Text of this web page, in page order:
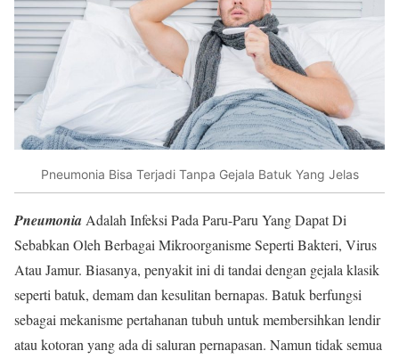
Pneumonia Bisa Terjadi Tanpa Gejala Batuk Yang Jelas
PneumoniaAdalah Infeksi Pada Paru-Paru Yang Dapat Di
Sebabkan Oleh Berbagai Mikroorganisme Seperti Bakteri, Virus
Atau Jamur. Biasanya, penyakit ini di tandai dengan gejala klasik
seperti batuk, demam dan kesulitan bernapas. Batuk berfungsi
sebagai mekanisme pertahanan tubuh untuk membersihkan lendir
atau kotoran yang ada di saluran pernapasan. Namun tidak semua